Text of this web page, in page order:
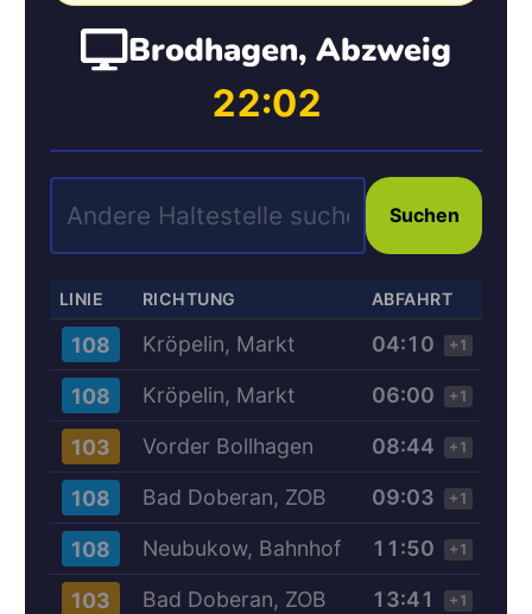
Brodhagen, Abzweig
22:02
Suchen
LINIE RICHTUNG ABFAHRT
108 Kröpelin, Markt 04:10 +1
108 Kröpelin, Markt 06:00 +1
103 Vorder Bollhagen 08:44 +1
108 Bad Doberan, ZOB 09:03 +1
108 Neubukow, Bahnhof 11:50 +1
103 Bad Doberan, ZOB 13:41 +1